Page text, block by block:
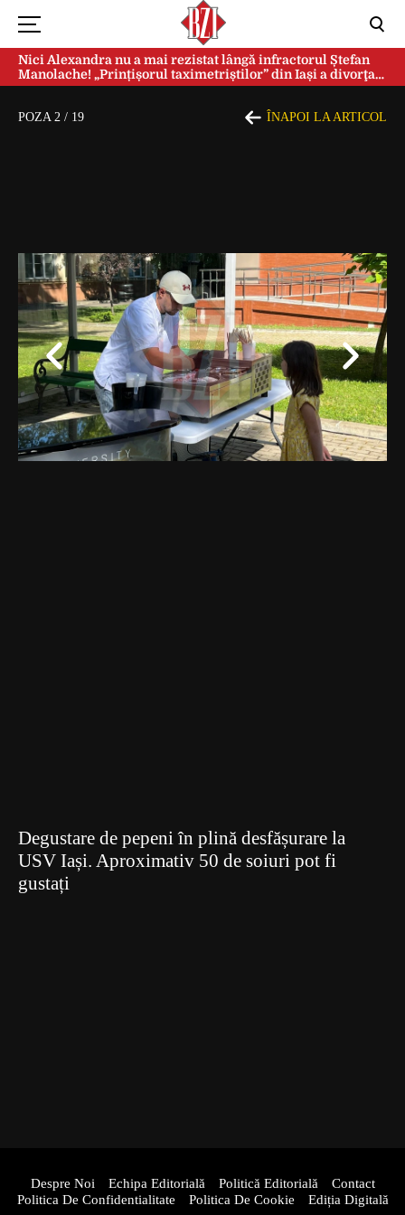
Nici Alexandra nu a mai rezistat lângă infractorul Ștefan
Manolache! „Prințișorul taximetriștilor” din Iași a divorţat
după doi ani de căsnicie
POZA 2 / 19 ÎNAPOI LA ARTICOL
Degustare de pepeni în plină desfășurare la
USV Iași. Aproximativ 50 de soiuri pot fi
gustați
Despre Noi Echipa Editorială Politică Editorială
Contact
Politica De Confidentialitate
Politica De Cookie Ediția Digitală